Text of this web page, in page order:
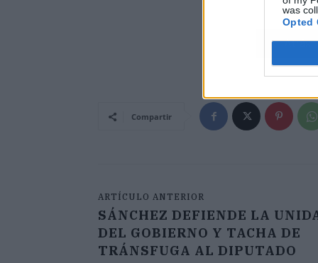
was
Opted
Atrás
Compartir
ARTÍCULO ANTERIOR
SÁNCHEZ DEFIENDE LA
DEL GOBIERNO Y TACHA DE
TRÁNSFUGA AL DIPUTADO